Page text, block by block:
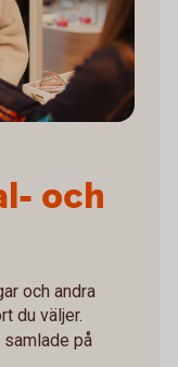
och
och andra
du väljer.
samlade på